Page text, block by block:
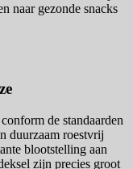
naar gezonde snacks
de standaarden
duurzaam roestvrij
blootstelling aan
zijn precies groot